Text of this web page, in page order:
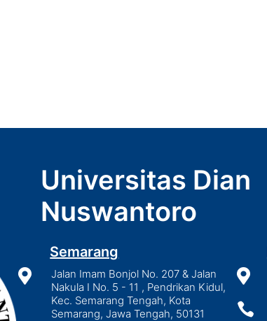
Universitas Dian
Nuswantoro
Semarang

Jalan Imam Bonjol No. 207 & Jalan
Nakula I No. 5 - 11 , Pendrikan Kidul,
Kec. Semarang Tengah, Kota
Semarang, Jawa Tengah, 50131

